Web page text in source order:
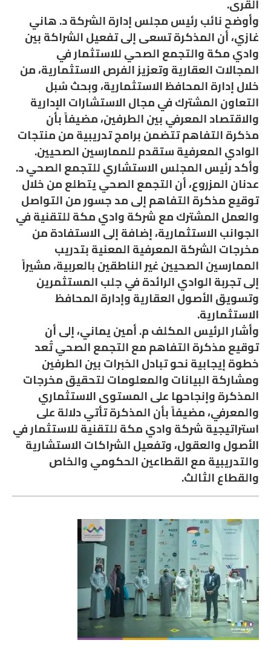
القرى.
وأوضح نائب رئيس مجلس إدارة الشركة د. هاني
غازي، أن المذكرة تسعى إلى تفعيل الشراكة بين
وادي مكة والتجمع الصحي للاستثمار في
المجالات العقارية وتعزيز الفرص الاستثمارية، من
خلال إدارة المحافظ الاستثمارية، وبحث سُبل
التعاون المشترك في مجال الاستشارات الإدارية
والاقتصاد المعرفي بين الطرفين، مضيفاً بأن
مذكرة التفاهم تتضمن برامج تدريبية من منتجات
الوادي المعرفية ستقدم للممارسين الصحيين.
وأكد رئيس المجلس الاستشاري للتجمع الصحي د.
عدنان المزروع، أن التجمع الصحي يتطلع من خلال
توقيع مذكرة التفاهم إلى مد جسور من التواصل
والعمل المشترك مع شركة وادي مكة للتقنية في
الجوانب الاستثمارية، إضافة إلى الاستفادة من
مخرجات الشركة المعرفية المعنية بتدريب
الممارسين الصحيين غير الناطقين بالعربية، مشيراً
إلى تجربة الوادي الرائدة في جلب المستثمرين
وتسويق الأصول العقارية وإدارة المحافظ
الاستثمارية.
وأشار الرئيس المكلف م. أمين يماني، إلى أن
توقيع مذكرة التفاهم مع التجمع الصحي تُعد
خطوة إيجابية نحو تبادل الخبرات بين الطرفين
ومشاركة البيانات والمعلومات لتحقيق مخرجات
المذكرة وإنجاحها على المستوى الاستثماري
والمعرفي، مضيفاً بأن المذكرة تأتي دلالة على
استراتيجية شركة وادي مكة للتقنية للاستثمار في
الأصول والعقول، وتفعيل الشراكات الاستشارية
والتدريبية مع القطاعين الحكومي والخاص
والقطاع الثالث.